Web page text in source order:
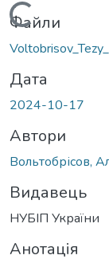
Вантажиться...
Файли
Дата
2024-10-17
Автори
Вольтобрісов,
Видавець
НУБІП України
Анотація